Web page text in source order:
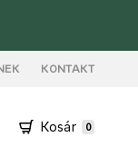
KONTAKT
Kosár 0